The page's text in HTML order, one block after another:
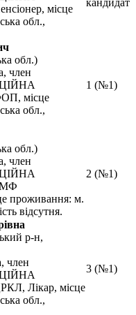
місце
обл.,
обл.)
член
місце
обл.,
1 (№1)
обл.)
член
проживання: м.
відсутня.
2 (№1)
р-н,
член
Лікар, місце
обл.,
3 (№1)